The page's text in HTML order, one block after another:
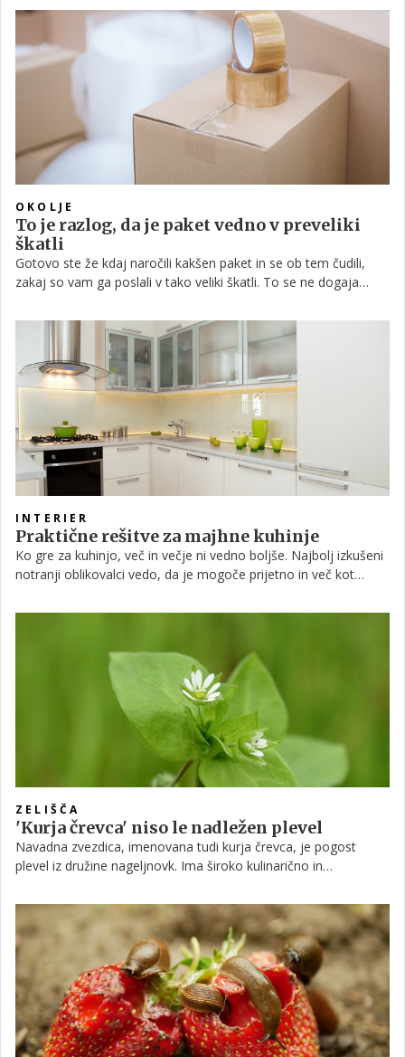
prenove staromeščanskega stanovanja v Ljubljani, ki mu je –
tako kot smo od nje že vajeni, dodala močan pečat
jugoslovanskega stila. Rezultat pa je topel interier z odprto
prostorsko zasnovo in velikim poudarkom na trajnosti, ki išče
navdih v preteklosti a hkrati pa odgovarja na potrebe
sodobnega življenja
OKOLJE
To je razlog, da je paket vedno v preveliki
škatli
Gotovo ste že kdaj naročili kakšen paket in se ob tem čudili,
zakaj so vam ga poslali v tako veliki škatli. To se ne dogaja
ravnanja, da proizvajalci svoje izdelke zapakirajo v preveliko
škatlo. Preberite, zakaj.
INTERIER
Praktične rešitve za majhne kuhinje
Ko gre za kuhinjo, več in večje ni vedno boljše. Najbolj izkušeni
notranji oblikovalci vedo, da je mogoče prijetno in več kot
ne potrebuje najnovejših naprav in celega kupa nepotrebnih
kuhinja pogosto nekoliko bolj zahtevna za načrtovanje. Mi
imamo nekaj praktičnih rešitev, s katerimi prihranite nekaj
prostora, a pridobite na uporabnosti.
ZELIŠČA
'Kurja črevca' niso le nadležen plevel
Navadna zvezdica, imenovana tudi kurja črevca, je pogost
plevel iz družine nageljnovk. Ima široko kulinarično in
verjeli, da lahko pomaga pri zdravljenju številnih bolezni. Čeprav
so te zgodovinske uporabe dobro dokumentirane, je
znanstvenih raziskav, ki bi potrdile njeno učinkovitost, malo.